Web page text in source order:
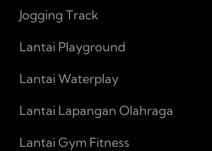
Jogging Track
Lantai Playground
Lantai Waterplay
Lantai Lapangan Olahraga
Lantai Gym Fitness